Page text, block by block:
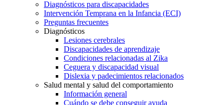
Diagnósticos para discapacidades
Intervención Temprana en la Infancia (ECI)
Preguntas frecuentes
Diagnósticos
Lesiones cerebrales
Discapacidades de aprendizaje
Condiciones relacionadas al Zika
Ceguera y discapacidad visual
Dislexia y padecimientos relacionados
Salud mental y salud del comportamiento
Información general
Cuándo se debe conseguir ayuda